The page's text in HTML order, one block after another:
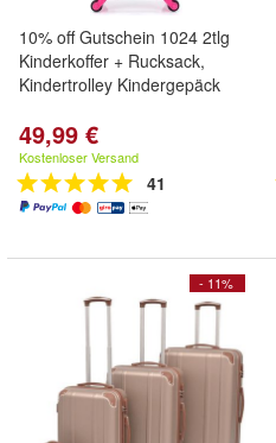
10% off Gutschein 1024 2tlg
Kinderkoffer + Rucksack,
Kindertrolley Kindergepäck
49,99 €
Kostenloser Versand
41
- 11%